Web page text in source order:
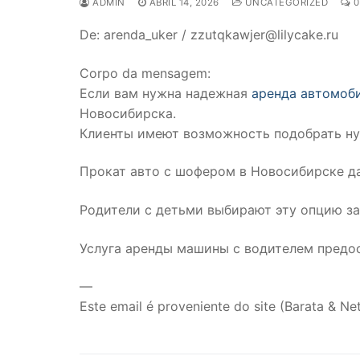
ADMIN ABRIL 14, 2026 UNCATEGORIZED
De: arenda_uker / zzutqkawjer@lilycake.ru
Corpo da mensagem:
Если вам нужна надежная аренда
Новосибирска.
Клиенты имеют возможность подобрать
Прокат авто с шофером в Новосибирске
Родители с детьми выбирают эту опцию
Услуга аренды машины с водителем
—
Este email é proveniente do site (Barata &